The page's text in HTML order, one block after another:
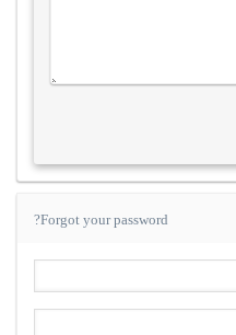
Forgot your password?